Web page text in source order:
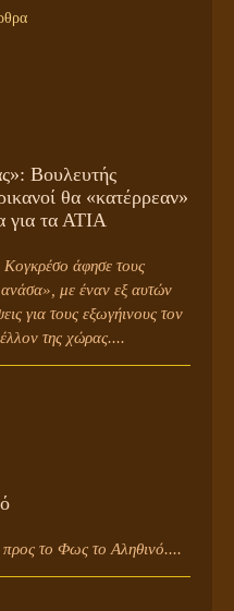
Βουλευτής
θα «κατέρρεαν»
για τα ΑΤΙΑ
άφησε τους
με έναν εξ αυτών
για τους εξωγήινους τον
της χώρας....
το Φως το Αληθινό....